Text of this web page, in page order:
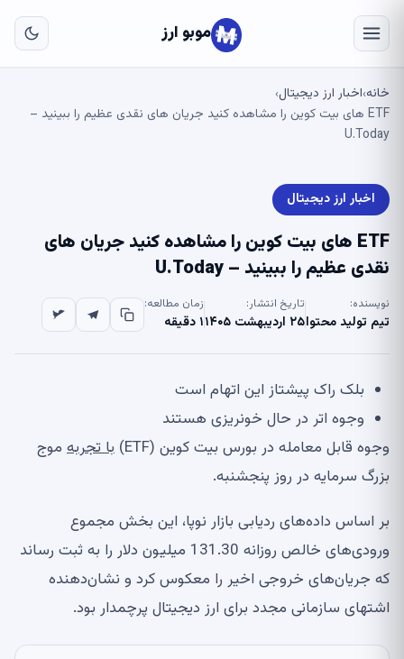
موبو ارز
خانه›اخبار ارز دیجیتال›
ETF های بیت کوین را مشاهده کنید جریان های نقدی عظیم را ببینید –
U.Today
اخبار ارز دیجیتال
ETF های بیت کوین را مشاهده کنید جریان های
نقدی عظیم را ببینید – U.Today
نویسنده:
تیم تولید محتوا
تاریخ انتشار:
۲۵ اردیبهشت ۱۴۰۵
زمان مطالعه:
۱ دقیقه
بلک راک پیشتاز این اتهام است
وجوه اتر در حال خونریزی هستند
وجوه قابل معامله در بورس بیت کوین (ETF)
با تجربه موج
بزرگ سرمایه در روز پنجشنبه.
بر اساس داده‌های ردیابی بازار نوپا، این بخش مجموع
ورودی‌های خالص روزانه 131.30 میلیون دلار را به ثبت رساند
که جریان‌های خروجی اخیر را معکوس کرد و نشان‌دهنده
اشتهای سازمانی مجدد برای ارز دیجیتال پرچمدار بود.